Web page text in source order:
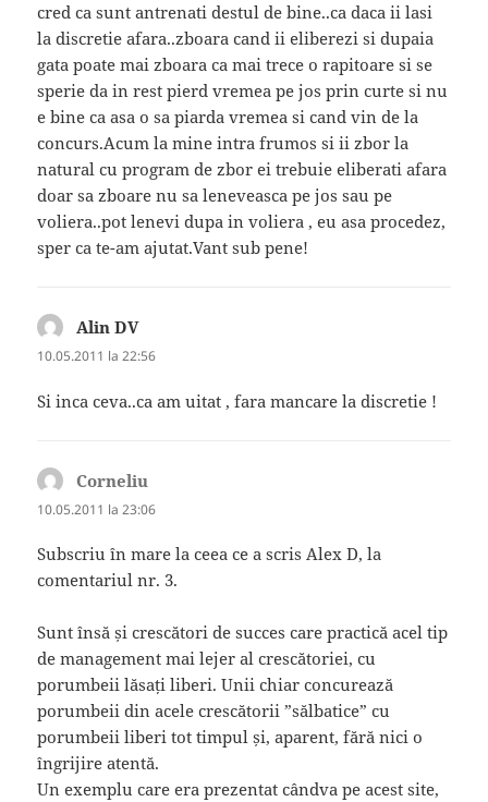
cred ca sunt antrenati destul de bine..ca daca ii lasi
la discretie afara..zboara cand ii eliberezi si dupaia
gata poate mai zboara ca mai trece o rapitoare si se
sperie da in rest pierd vremea pe jos prin curte si nu
e bine ca asa o sa piarda vremea si cand vin de la
concurs.Acum la mine intra frumos si ii zbor la
natural cu program de zbor ei trebuie eliberati afara
doar sa zboare nu sa leneveasca pe jos sau pe
voliera..pot lenevi dupa in voliera , eu asa procedez,
sper ca te-am ajutat.Vant sub pene!
Alin DVspune:
10.05.2011 la 22:56
Si inca ceva..ca am uitat , fara mancare la discretie !
Corneliu
10.05.2011 la 23:06
Subscriu în mare la ceea ce a scris Alex D, la
comentariul nr. 3.
Sunt însă și crescători de succes care practică acel tip
de management mai lejer al crescătoriei, cu
porumbeii lăsați liberi. Unii chiar concurează
porumbeii din acele crescătorii ”sălbatice” cu
porumbeii liberi tot timpul și, aparent, fără nici o
îngrijire atentă.
Un exemplu care era prezentat cândva pe acest site,